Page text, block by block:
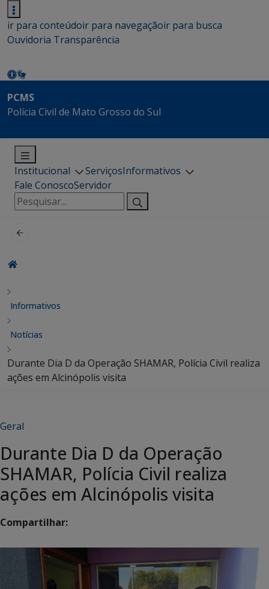
ir para conteúdoir para navegaçãoir para busca
Ouvidoria Transparência
PCMS
Polícia Civil de Mato Grosso do Sul
Institucional ServiçosInformativos
Fale ConoscoServidor
Pesquisar
por:
Informativos
Notícias
Durante Dia D da Operação SHAMAR, Polícia Civil realiza
ações em Alcinópolis visita
Geral
Durante Dia D da Operação
SHAMAR, Polícia Civil realiza
ações em Alcinópolis visita
Compartilhar: